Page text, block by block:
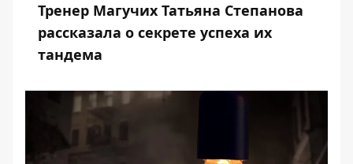
Тренер Магучих Татьяна Степанова
рассказала о секрете успеха их
тандема